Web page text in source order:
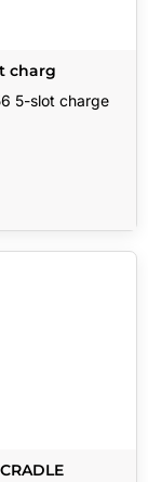
charg
5-slot charge